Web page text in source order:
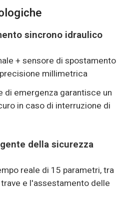
sincrono idraulico
+ sensore di spostamento
millimetrica
di emergenza garantisce un
in caso di interruzione di
della sicurezza
reale di 15 parametri, tra
e l'assestamento delle